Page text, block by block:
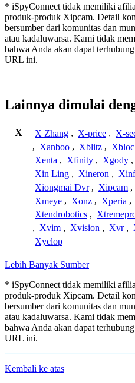
* iSpyConnect tidak memiliki
produk-produk Xipcam. Detail
bersumber dari komunitas dan
atau kadaluwarsa. Kami tidak
bahwa Anda akan dapat
URL ini.
Lainnya dimulai
X X Zhang , X-price , X-
, Xanboo , Xblitz ,
Xenta , Xfinity , Xgody ,
Xin Ling , Xineron ,
Xiongmai Dvr , Xipcam ,
Xmeye , Xonz , Xperia ,
Xtendrobotics ,
, Xvim , Xvision , Xvr ,
Xyclop
Lebih Banyak Sumber
* iSpyConnect tidak memiliki
produk-produk Xipcam. Detail
bersumber dari komunitas dan
atau kadaluwarsa. Kami tidak
bahwa Anda akan dapat
URL ini.
Kembali ke atas